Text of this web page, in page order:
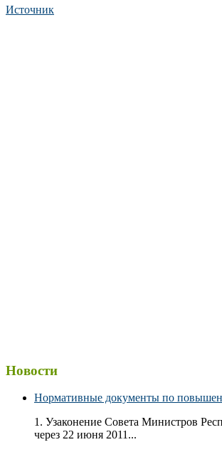
Источник
Новости
Нормативные документы по
1. Узаконение Совета Министров
через 22 июня 2011...